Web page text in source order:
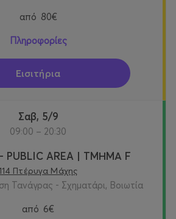
από 80€
Πληροφορίες
Εισιτήρια
Σαβ, 5/9
09:00 – 20:30
PUBLIC AREA | ΤΜΗΜΑ F
Πτέρυγα Μάχης
Τανάγρας - Σχηματάρι, Βοιωτία
από 6€